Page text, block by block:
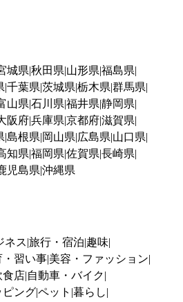
城県 秋田県 山形県 福島県
千葉県 茨城県 栃木県 群馬県
山県 石川県 福井県 静岡県
阪府兵庫県 京都府滋賀県
島根県 岡山県 広島県 山口県
知県 福岡県 佐賀県 長崎県
児島県 沖縄県
ネス 旅行・宿泊 趣味
・習い事 美容・ファッション
食店 自動車・バイク
ピングペット 暮らし